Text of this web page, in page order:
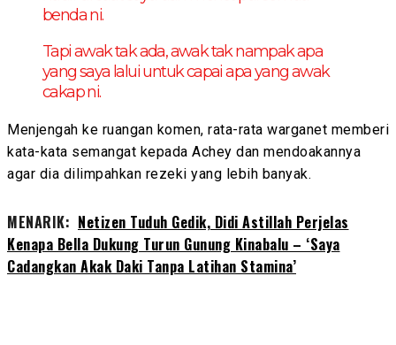
benda ni.
Tapi awak tak ada, awak tak nampak apa
yang saya lalui untuk capai apa yang awak
cakap ni.
Menjengah ke ruangan komen, rata-rata warganet memberi
kata-kata semangat kepada Achey dan mendoakannya
agar dia dilimpahkan rezeki yang lebih banyak.
MENARIK: Netizen Tuduh Gedik, Didi Astillah Perjelas
Kenapa Bella Dukung Turun Gunung Kinabalu – ‘Saya
Cadangkan Akak Daki Tanpa Latihan Stamina’